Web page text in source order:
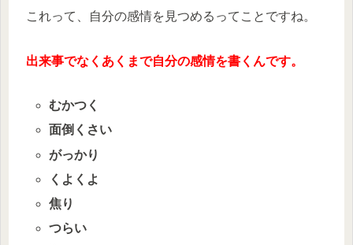
これって、自分の感情を見つめるってことですね。
出来事でなくあくまで自分の感情を書くんです。
むかつく
面倒くさい
がっかり
くよくよ
焦り
つらい